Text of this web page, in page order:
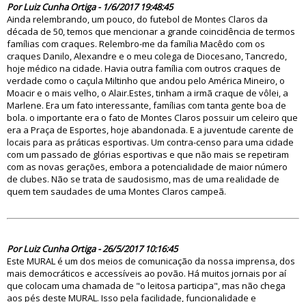
Por Luiz Cunha Ortiga - 1/6/2017 19:48:45
Ainda relembrando, um pouco, do futebol de Montes Claros da
década de 50, temos que mencionar a grande coincidência de termos
famílias com craques. Relembro-me da família Macêdo com os
craques Danilo, Alexandre e o meu colega de Diocesano, Tancredo,
hoje médico na cidade. Havia outra família com outros craques de
verdade como o caçula Miltinho que andou pelo América Mineiro, o
Moacir e o mais velho, o Alair.Estes, tinham a irmã craque de vôlei, a
Marlene. Era um fato interessante, famílias com tanta gente boa de
bola. o importante era o fato de Montes Claros possuir um celeiro que
era a Praça de Esportes, hoje abandonada. E a juventude carente de
locais para as práticas esportivas. Um contra-censo para uma cidade
com um passado de glórias esportivas e que não mais se repetiram
com as novas gerações, embora a potencialidade de maior número
de clubes. Não se trata de saudosismo, mas de uma realidade de
quem tem saudades de uma Montes Claros campeã.
Por Luiz Cunha Ortiga - 26/5/2017 10:16:45
Este MURAL é um dos meios de comunicação da nossa imprensa, dos
mais democráticos e accessíveis ao povão. Há muitos jornais por aí
que colocam uma chamada de "o leitosa participa", mas não chega
aos pés deste MURAL. Isso pela facilidade, funcionalidade e